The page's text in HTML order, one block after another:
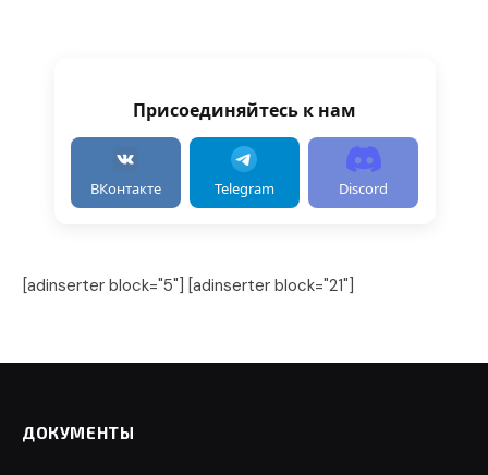
Присоединяйтесь к нам
ВКонтакте Telegram Discord
[adinserter block="5"] [adinserter block="21"]
ДОКУМЕНТЫ